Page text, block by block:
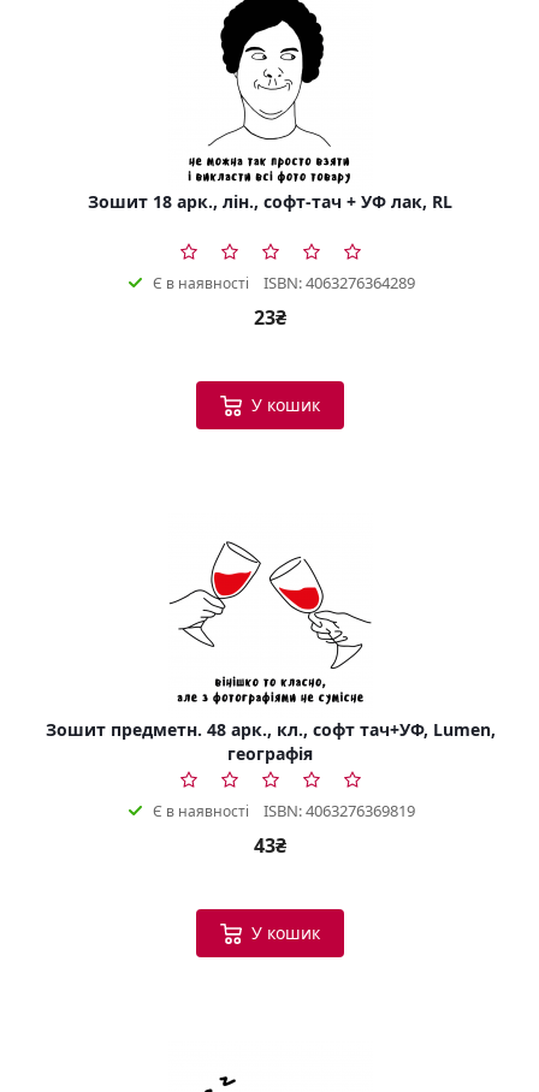
Зошит 18 арк., лін., софт-тач + УФ лак, RL
Є в наявності ISBN: 4063276364289
23₴
У кошик
Зошит предметн. 48 арк., кл., софт тач+УФ, Lumen,
географія
Є в наявності ISBN: 4063276369819
43₴
У кошик